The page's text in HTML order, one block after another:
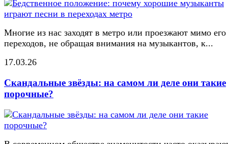
Многие из нас заходят в метро или проезжают мимо его
переходов, не обращая внимания на музыкантов, к...
17.03.26
Скандальные звёзды: на самом ли деле они такие
порочные?